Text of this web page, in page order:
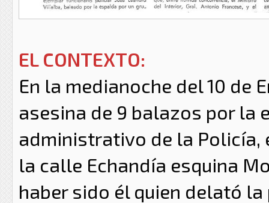
EL CONTEXTO:
En la medianoche del 10 de
asesina de 9 balazos por la
administrativo de la Policía,
la calle Echandía esquina
haber sido él quien delató